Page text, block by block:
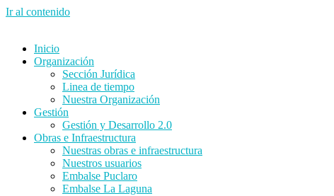
Ir al contenido
Inicio
Organización
Sección Jurídica
Linea de tiempo
Nuestra Organización
Gestión
Gestión y Desarrollo 2.0
Obras e Infraestructura
Nuestras obras e infraestructura
Nuestros usuarios
Embalse Puclaro
Embalse La Laguna